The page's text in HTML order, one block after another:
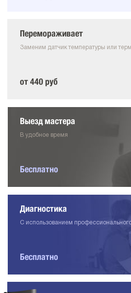
Перемораживает
Заменим датчик температуры или
от 440 руб
Выезд мастера
В удобное время
Бесплатно
Диагностика
С использованием
Бесплатно